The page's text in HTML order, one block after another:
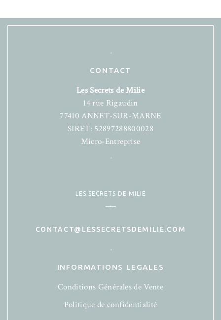
CONTACT
Les Secrets de Milie
14 rue Rigaudin
77410 ANNET-SUR-MARNE
SIRET: 52897288800028
Micro-Entreprise
LES SECRETS DE MILIE
CONTACT@LESSECRETSDEMILIE.COM
INFORMATIONS LEGALES
Conditions Générales de Vente
Politique de confidentialité